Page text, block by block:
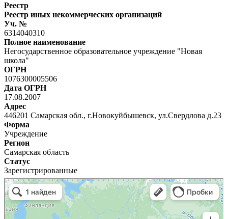
Реестр
Реестр иных некоммерческих организаций
Уч. №
6314040310
Полное наименование
Негосударственное образовательное учреждение "Новая
школа"
ОГРН
1076300005506
Дата ОГРН
17.08.2007
Адрес
446201 Самарская обл., г.Новокуйбышевск, ул.Свердлова д.23
Форма
Учреждение
Регион
Самарская область
Статус
Зарегистрированные